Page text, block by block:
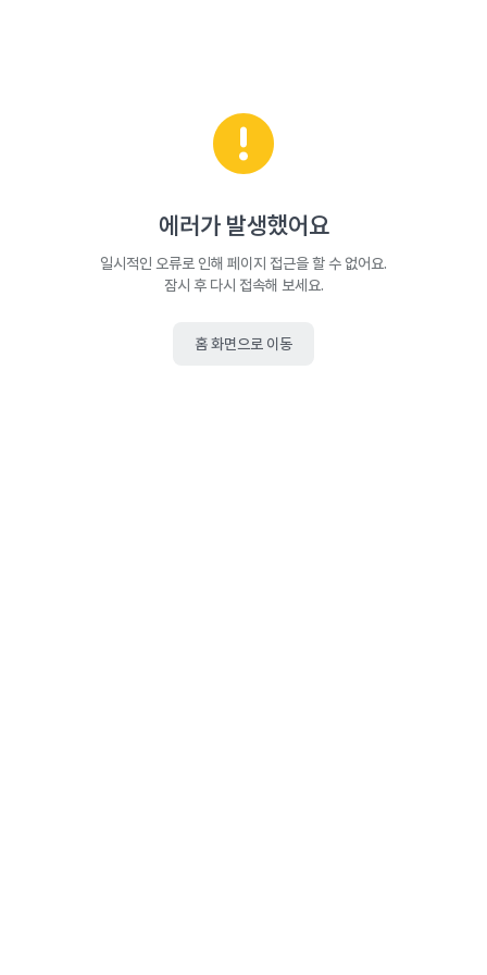
에러가 발생했어요
일시적인 오류로 인해 페이지 접근을 할 수 없어요.
잠시 후 다시 접속해 보세요.
홈 화면으로 이동